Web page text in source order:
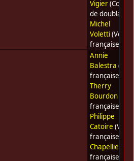
Vigier
de doublage)
Michel
Voletti(Voix
française)
Annie
Balestra (Voix
française) •
Therry
Bourdon(Voix
française) •
Philippe
Catoire (Voix
française) •
Chapellier
française) •